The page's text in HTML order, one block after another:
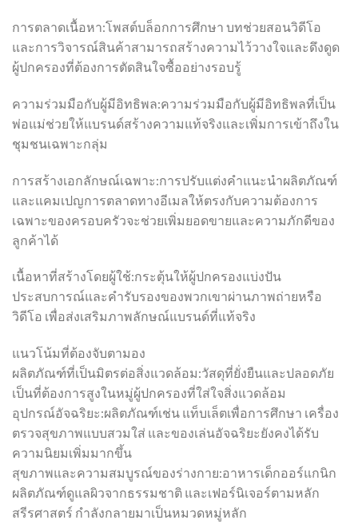
การตลาดเนื้อหา:โพสต์บล็อกการศึกษา บทช่วยสอนวิดีโอ
และการวิจารณ์สินค้าสามารถสร้างความไว้วางใจและดึงดูด
ผู้ปกครองที่ต้องการตัดสินใจซื้ออย่างรอบรู้
ความร่วมมือกับผู้มีอิทธิพล:ความร่วมมือกับผู้มีอิทธิพลที่เป็น
พ่อแม่ช่วยให้แบรนด์สร้างความแท้จริงและเพิ่มการเข้าถึงใน
ชุมชนเฉพาะกลุ่ม
การสร้างเอกลักษณ์เฉพาะ:การปรับแต่งคำแนะนำผลิตภัณฑ์
และแคมเปญการตลาดทางอีเมลให้ตรงกับความต้องการ
เฉพาะของครอบครัวจะช่วยเพิ่มยอดขายและความภักดีของ
ลูกค้าได้
เนื้อหาที่สร้างโดยผู้ใช้:กระตุ้นให้ผู้ปกครองแบ่งปัน
ประสบการณ์และคำรับรองของพวกเขาผ่านภาพถ่ายหรือ
วิดีโอ เพื่อส่งเสริมภาพลักษณ์แบรนด์ที่แท้จริง
แนวโน้มที่ต้องจับตามอง
ผลิตภัณฑ์ที่เป็นมิตรต่อสิ่งแวดล้อม:วัสดุที่ยั่งยืนและปลอดภัย
เป็นที่ต้องการสูงในหมู่ผู้ปกครองที่ใส่ใจสิ่งแวดล้อม
อุปกรณ์อัจฉริยะ:ผลิตภัณฑ์เช่น แท็บเล็ตเพื่อการศึกษา เครื่อง
ตรวจสุขภาพแบบสวมใส่ และของเล่นอัจฉริยะยังคงได้รับ
ความนิยมเพิ่มมากขึ้น
สุขภาพและความสมบูรณ์ของร่างกาย:อาหารเด็กออร์แกนิก
ผลิตภัณฑ์ดูแลผิวจากธรรมชาติ และเฟอร์นิเจอร์ตามหลัก
สรีรศาสตร์ กำลังกลายมาเป็นหมวดหมู่หลัก